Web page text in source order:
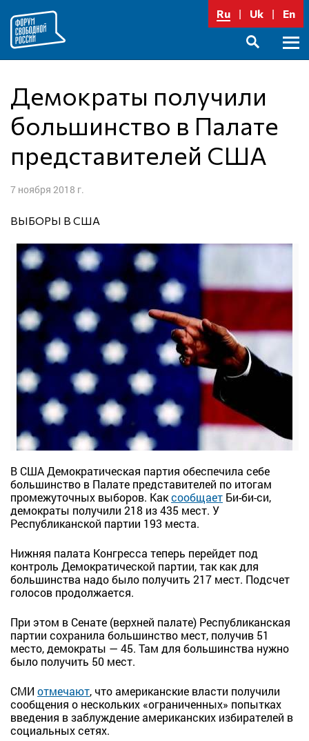
содержимому
Ru Uk En
Демократы получили
большинство в Палате
представителей США
7 ноября 2018 г.
ВЫБОРЫ В США
В США Демократическая партия обеспечила себе
большинство в Палате представителей по итогам
промежуточных выборов. Каксообщает Би-би-си,
демократы получили 218 из 435 мест. У
Республиканской партии 193 места.
Нижняя палата Конгресса теперь перейдет под
контроль Демократической партии, так как для
большинства надо было получить 217 мест. Подсчет
голосов продолжается.
При этом в Сенате (верхней палате) Республиканская
партии сохранила большинство мест, получив 51
место, демократы — 45. Там для большинства нужно
было получить 50 мест.
СМИ отмечают, что американские власти получили
сообщения о нескольких «ограниченных» попытках
введения в заблуждение американских избирателей в
социальных сетях.